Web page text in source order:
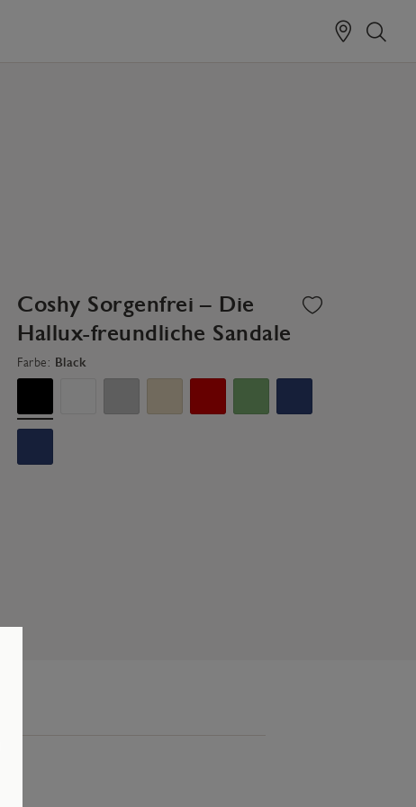
Coshy Sorgenfrei – Die
Hallux-freundliche Sandale
Farbe: Black